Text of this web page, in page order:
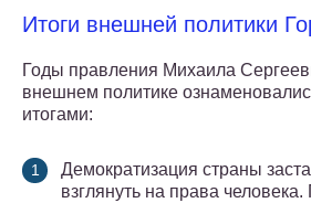
Итоги внешней политики
Годы правления Михаила
внешнем политике
итогами:
Демократизация страны
взглянуть на права